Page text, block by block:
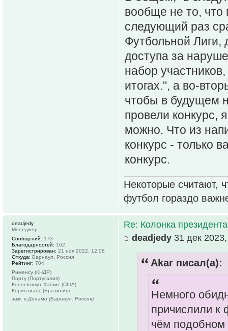
вообще не то,
следующий раз
Футбольной
доступа за
набор
итогах.", а во-
чтобы в будущем
провели конкурс,
можно. Что из
конкурс - только
конкурс.
Некоторые считают,
футбол гораздо
Re: Колонка президента
deadjedy 31 дек
Akar писал(а):
Немного
причислили
чём подобном
deadjedy
Менеджер
Сообщений: 173
Благодарностей: 162
Зарегистрирован: 21 ноя 2022, 12:08
Откуда: Барнаул, Россия
Рейтинг: 704
Рименсу (КНДР)
Порту (Португалия)
Коннектикут Хаскис (США)
Коринтианс (Бразилия)
зам. в Динамо (Барнаул, Россия)